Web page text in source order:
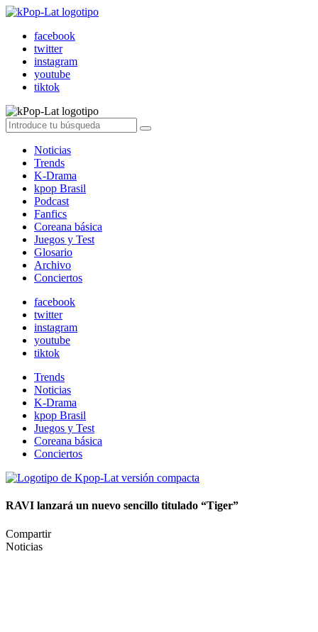
facebook
twitter
instagram
youtube
tiktok
Noticias
Trends
K-Drama
kpop Brasil
Podcast
Fanfics
Coreana básica
Juegos y Test
Glosario
Archivo
Conciertos
facebook
twitter
instagram
youtube
tiktok
Trends
Noticias
K-Drama
kpop Brasil
Juegos y Test
Coreana básica
Conciertos
RAVI lanzará un nuevo sencillo titulado “Tiger”
Compartir
Noticias